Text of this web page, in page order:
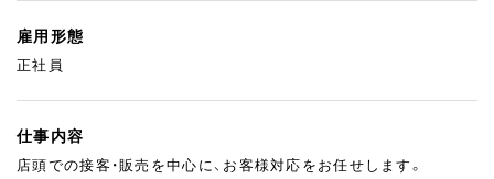
雇用形態
正社員
仕事内容
店頭での接客・販売を中心に、お客様対応をお任せします。